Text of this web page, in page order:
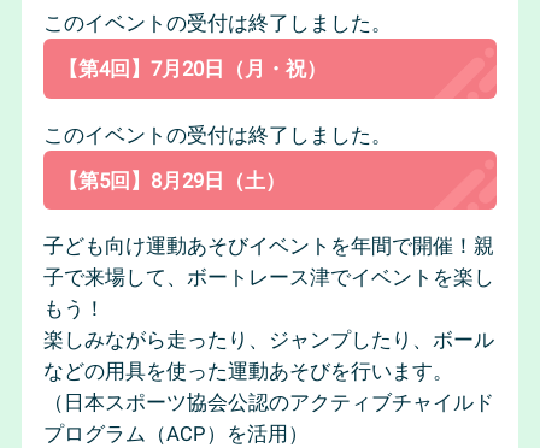
このイベントの受付は終了しました。
【第4回】7月20日（月・祝）
このイベントの受付は終了しました。
【第5回】8月29日（土）
子ども向け運動あそびイベントを年間で開催！親
子で来場して、ボートレース津でイベントを楽し
もう！
楽しみながら走ったり、ジャンプしたり、ボール
などの用具を使った運動あそびを行います。
（日本スポーツ協会公認のアクティブチャイルド
プログラム（ACP）を活用）